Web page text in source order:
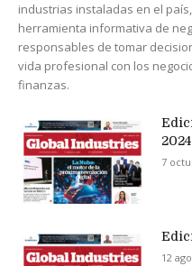
industrias instaladas en el
herramienta informativa de
responsables de tomar
vida profesional con los
finanzas.
2024
7
12